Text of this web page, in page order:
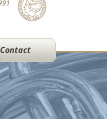
Contact